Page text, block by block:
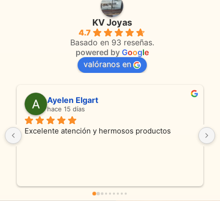
KV Joyas
4.7
Basado en 93 reseñas.
powered by Google
valóranos en
Ayelen Elgart
hace 15 días
Excelente atención y hermosos productos